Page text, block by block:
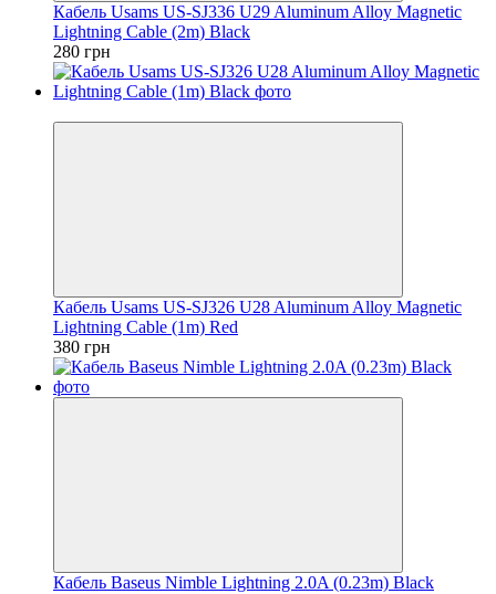
Кабель Usams US-SJ336 U29 Aluminum Alloy Magnetic
Lightning Cable (2m) Black
280 грн
Кабель Usams US-SJ326 U28 Aluminum Alloy Magnetic
Lightning Cable (1m) Red
380 грн
Кабель Baseus Nimble Lightning 2.0A (0.23m) Black